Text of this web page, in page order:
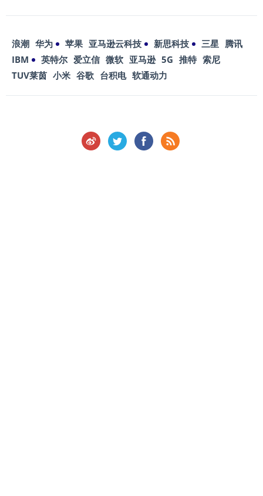
浪潮 华为 苹果 亚马逊云科技 新思科技 三星 腾讯
IBM
英特尔 爱立信 微软 亚马逊 5G 推特 索尼
TUV莱茵 小米 谷歌 台积电 软通动力